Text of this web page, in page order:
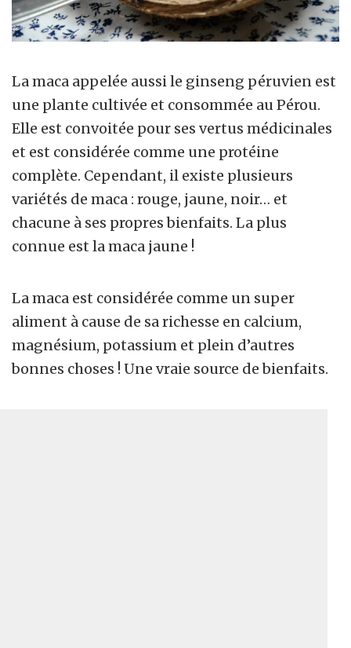
La maca appelée aussi le ginseng péruvien est
une plante cultivée et consommée au Pérou.
Elle est convoitée pour ses vertus médicinales
et est considérée comme une protéine
complète. Cependant, il existe plusieurs
variétés de maca : rouge, jaune, noir… et
chacune à ses propres bienfaits. La plus
connue est la maca jaune !
La maca est considérée comme un super
aliment à cause de sa richesse en calcium,
magnésium, potassium et plein d’autres
bonnes choses ! Une vraie source de bienfaits.